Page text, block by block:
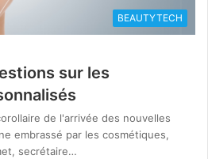
BEAUTYTECH
sur les
de l'arrivée des nouvelles
embrassé par les cosmétiques,
secrétaire…